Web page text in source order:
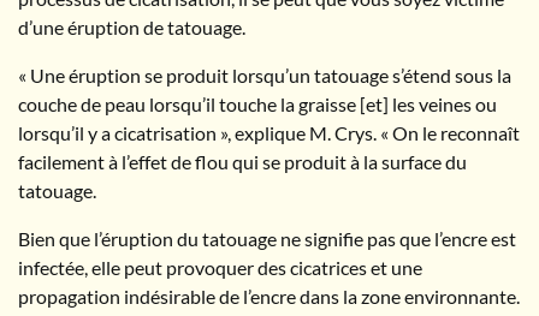
d’une éruption de tatouage.
« Une éruption se produit lorsqu’un tatouage s’étend sous la
couche de peau lorsqu’il touche la graisse [et] les veines ou
lorsqu’il y a cicatrisation », explique M. Crys. « On le reconnaît
facilement à l’effet de flou qui se produit à la surface du
tatouage.
Bien que l’éruption du tatouage ne signifie pas que l’encre est
infectée, elle peut provoquer des cicatrices et une
propagation indésirable de l’encre dans la zone environnante.